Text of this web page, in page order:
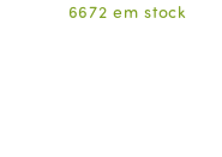
6672 em stock